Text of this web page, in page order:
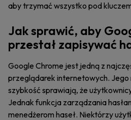
aby trzymać wszystko pod
Jak sprawić, aby
przestał zapisywać
Google Chrome jest jedną z
przeglądarek internetowych. Jego
szybkość sprawiają, że
Jednak funkcja zarządzania
menedżerom haseł. Niektórzy